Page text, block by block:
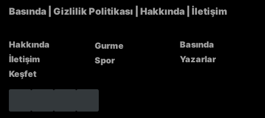
Basında Gizlilik Politikası Hakkında İletişim
Hakkında
İletişim
Keşfet
Gurme
Spor
Basında
Yazarlar